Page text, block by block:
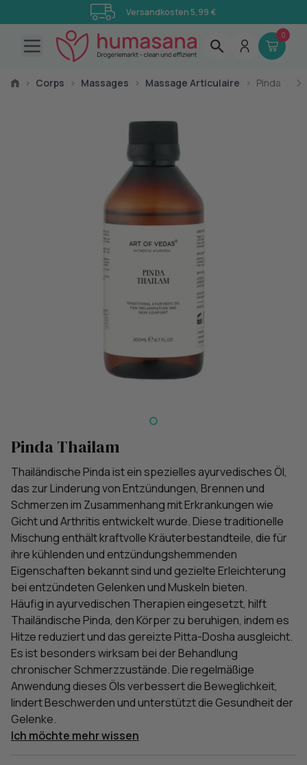
Versandkosten 5,99 €
Open main menu
0
› Corps › Massages › Massage Articulaire › Pinda
Pinda Thailam
Thailändische Pinda ist ein spezielles ayurvedisches Öl,
das zur Linderung von Entzündungen, Brennen und
Schmerzen im Zusammenhang mit Erkrankungen wie
Gicht und Arthritis entwickelt wurde. Diese traditionelle
Mischung enthält kraftvolle Kräuterbestandteile, die für
ihre kühlenden und entzündungshemmenden
Eigenschaften bekannt sind und gezielte Erleichterung
bei entzündeten Gelenken und Muskeln bieten.
Häufig in ayurvedischen Therapien eingesetzt, hilft
Thailändische Pinda, den Körper zu beruhigen, indem es
Hitze reduziert und das gereizte Pitta-Dosha ausgleicht.
Es ist besonders wirksam bei der Behandlung
chronischer Schmerzzustände. Die regelmäßige
Anwendung dieses Öls verbessert die Beweglichkeit,
lindert Beschwerden und unterstützt die Gesundheit der
Gelenke.
Ich möchte mehr wissen